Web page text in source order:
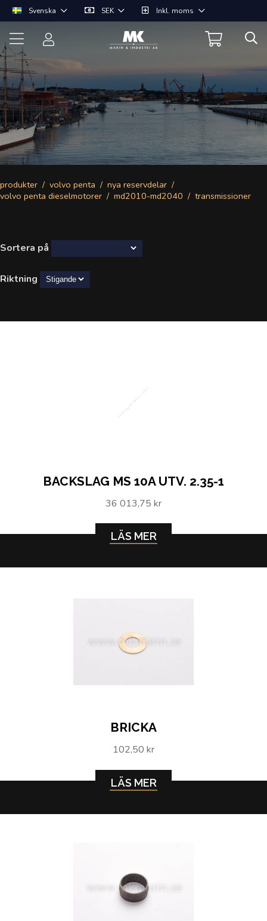
Svenska SEK Inkl. moms
produkter volvo penta
nya reservdelar
volvo penta dieselmotorer
md2010-md2040 transmissioner
Sortera på
Riktning
BACKSLAG MS 10A UTV. 2.35-1
36 013,75 kr
LÄS MER
BRICKA
102,50 kr
LÄS MER